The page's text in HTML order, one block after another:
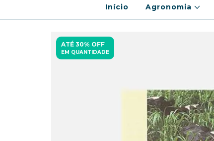
Início Agronomia
ATÉ 30% OFF
EM QUANTIDADE